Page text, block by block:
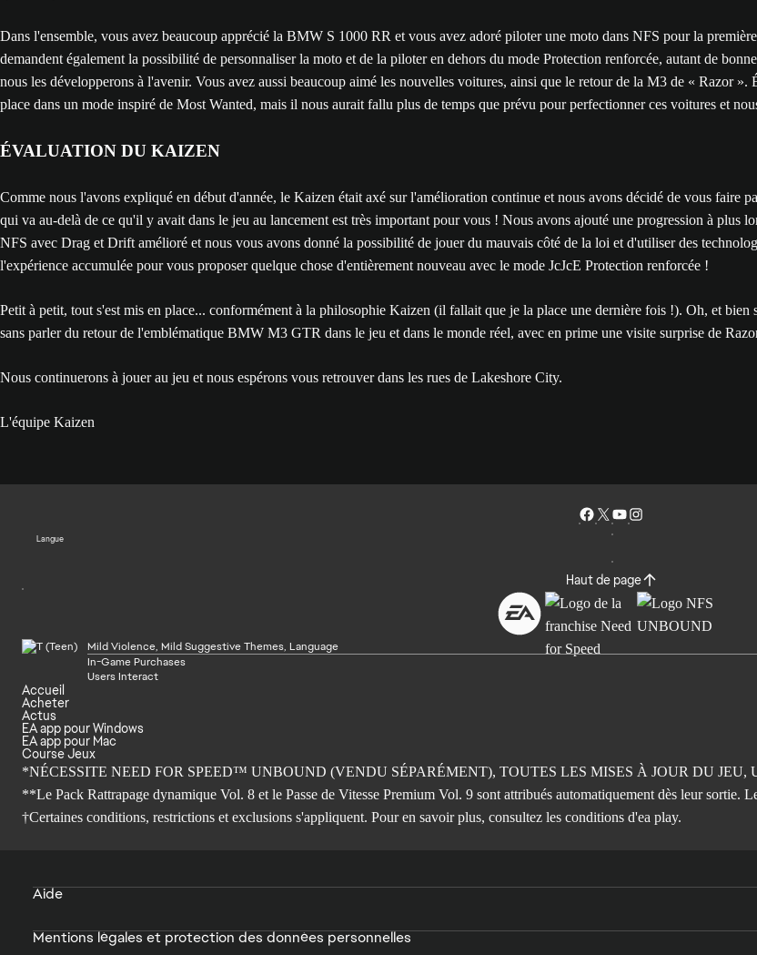
Dans l'ensemble, vous avez beaucoup apprécié la BMW S 1000 RR et vous avez adoré piloter une moto dans NFS pour la
demandent également la possibilité de personnaliser la moto et de la piloter en dehors du mode Protection renforcée, autant de
nous les développerons à l'avenir. Vous avez aussi beaucoup aimé les nouvelles voitures, ainsi que le retour de la M3 de « Razor
place dans un mode inspiré de Most Wanted, mais il nous aurait fallu plus de temps que prévu pour perfectionner ces voitures et
ÉVALUATION DU KAIZEN
Comme nous l'avons expliqué en début d'année, le Kaizen était axé sur l'amélioration continue et nous avons décidé de vous faire
qui va au-delà de ce qu'il y avait dans le jeu au lancement est très important pour vous ! Nous avons ajouté une progression à plus
NFS avec Drag et Drift amélioré et nous vous avons donné la possibilité de jouer du mauvais côté de la loi et d'utiliser des
l'expérience accumulée pour vous proposer quelque chose d'entièrement nouveau avec le mode JcJcE Protection renforcée !
Petit à petit, tout s'est mis en place... conformément à la philosophie Kaizen (il fallait que je la place une dernière fois !). Oh, et
sans parler du retour de l'emblématique BMW M3 GTR dans le jeu et dans le monde réel, avec en prime une visite surprise de
Nous continuerons à jouer au jeu et nous espérons vous retrouver dans les rues de Lakeshore City.
L'équipe Kaizen
Langue
Haut de page
Mild Violence, Mild Suggestive Themes, Language
In-Game Purchases
Users Interact
Accueil
Acheter
Actus
EA app pour Windows
EA app pour Mac
Course Jeux
*NÉCESSITE NEED FOR SPEED™ UNBOUND (VENDU SÉPARÉMENT), TOUTES LES MISES À JOUR DU
**Le Pack Rattrapage dynamique Vol. 8 et le Passe de Vitesse Premium Vol. 9 sont attribués automatiquement dès leur sortie.
†Certaines conditions, restrictions et exclusions s'appliquent. Pour en savoir plus, consultez les conditions d'ea play.
Aide
Mentions légales et protection des données personnelles